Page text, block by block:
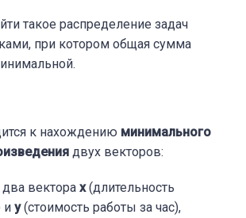
такое распределение задач
при котором общая сумма
к нахождению минимального
двух векторов:
вектора x(длительность
и y(стоимость работы за час),